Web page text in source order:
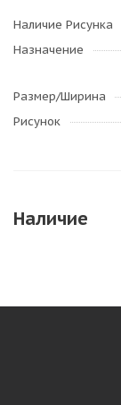
Наличие Рисунка
Назначение
Размер/Ширина
Рисунок
Наличие